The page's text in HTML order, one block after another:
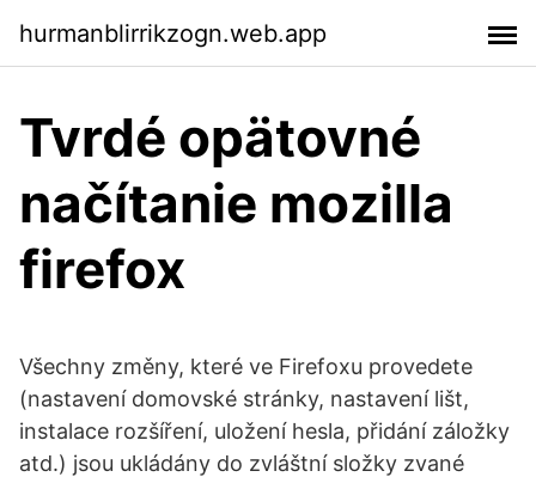
hurmanblirrikzogn.web.app
Tvrdé opätovné
načítanie mozilla
firefox
Všechny změny, které ve Firefoxu provedete
(nastavení domovské stránky, nastavení lišt,
instalace rozšíření, uložení hesla, přidání záložky
atd.) jsou ukládány do zvláštní složky zvané